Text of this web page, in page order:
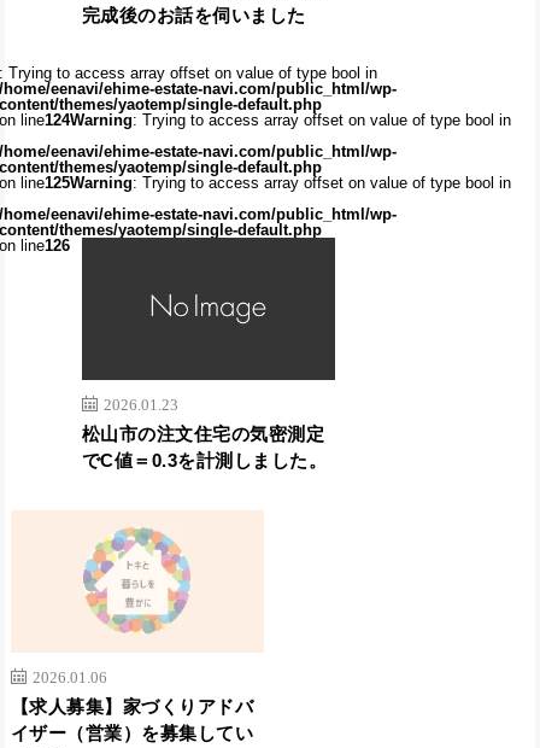
完成後のお話を伺いました
Trying to access array offset on value of type bool in
home/eenavi/ehime-estate-navi.com/public_html/wp-
themes/yaotemp/single-default.php
line124Warning: Trying to access array offset on value of type bool in
home/eenavi/ehime-estate-navi.com/public_html/wp-
themes/yaotemp/single-default.php
line125Warning: Trying to access array offset on value of type bool in
home/eenavi/ehime-estate-navi.com/public_html/wp-
themes/yaotemp/single-default.php
line126
2026.01.23
松山市の注文住宅の気密測定
でC値＝0.3を計測しました。
2026.01.06
【求人募集】家づくりアドバ
イザー（営業）を募集してい